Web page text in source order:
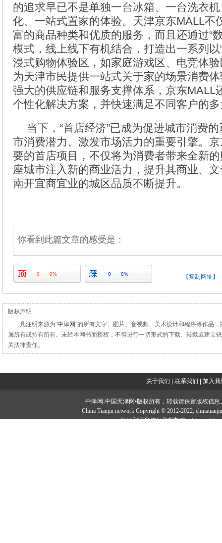
的追求早已不是单独一台冰箱、一台洗衣
化、一站式置家的体验。天津京东MALL不
富的商品种类和优质的服务，而且还通过“
模式，线上线下有机结合，打造出一系列以
浸式购物体验区，如家庭游戏区、电竞体
为天津市民提供一站式关于家的场景消费
强大的供应链和服务支撑体系，京东MALL
个性化解决方案，并快速满足不同客户的
当下，“首店经济”已成为促进城市消费
市消费潜力、激发市场活力的重要引擎。
要的首店项目，不仅将为消费者带来全新
座城市注入新的商业活力，提升其商业、
南开宜商宜业的城区品质不断提升。
你看到此篇文章的感受是：
0 0% 0 0% 【复制网址】
版权声明
凡注明来源为"中津网"的所有文字、图片、音视频、美术设计和程序等作品
属所有或持有所有。未经本网书面授权，不得进行一切形式的下载、转载或建立
关法律责任。
关于我们 联系我们 加入我
中津网-中国天津网•版权所有，转载请保留版权信息
China Tianjin network Copyright © 2012-2022,
违法和不良信息举报邮箱：